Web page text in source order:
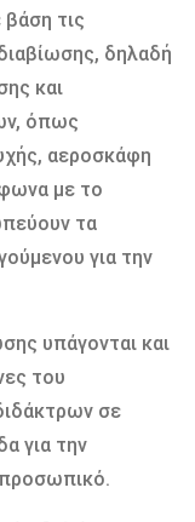
τις
δηλαδή
και
όπως
αεροσκάφη
με το
τα
για την
υπάγονται και
του
σε
για την